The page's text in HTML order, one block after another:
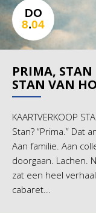
PRIMA, STAN
STAN VAN
KAARTVERKOOP
Stan? “Prima.” Dat
Aan familie. Aan
doorgaan. Lachen.
zat een heel
cabaret...
DO
8.04